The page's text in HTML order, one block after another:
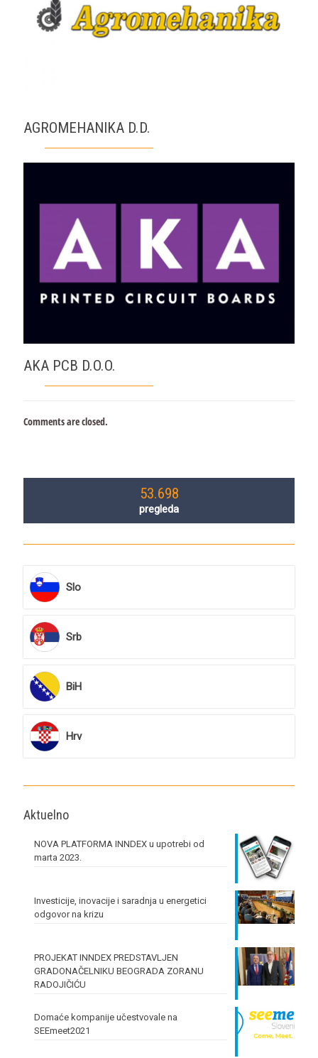
AGROMEHANIKA D.D.
AKA PCB D.O.O.
Comments are closed.
53.698
pregleda
Slo
Srb
BiH
Hrv
Aktuelno
NOVA PLATFORMA INNDEX u upotrebi od
marta 2023.
Investicije, inovacije i saradnja u energetici
odgovor na krizu
PROJEKAT INNDEX PREDSTAVLJEN
GRADONAČELNIKU BEOGRADA ZORANU
RADOJIČIĆU
Domaće kompanije učestvovale na
SEEmeet2021